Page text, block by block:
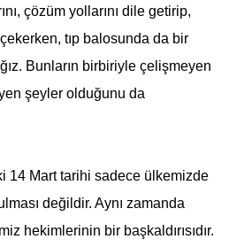
çözüm yollarını dile getirip,
tıp balosunda da bir
Bunların birbiriyle çelişmeyen
şeyler olduğunu da
14 Marttarihi sadece ülkemizde
değildir. Aynı zamanda
hekimlerinin bir başkaldırısıdır.